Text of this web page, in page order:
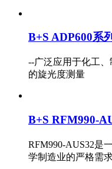
B+S ADP600系
--广泛应用于化工
的旋光度测量
B+S RFM990-
RFM990-AUS32是
学制造业的严格需